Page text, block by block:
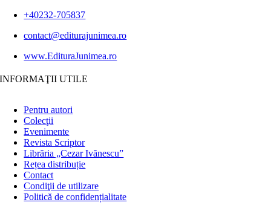
+40232-705837
contact@editurajunimea.ro
www.EdituraJunimea.ro
INFORMAŢII UTILE
Pentru autori
Colecţii
Evenimente
Revista Scriptor
Librăria „Cezar Ivănescu”
Rețea distribuție
Contact
Condiţii de utilizare
Politică de confidențialitate